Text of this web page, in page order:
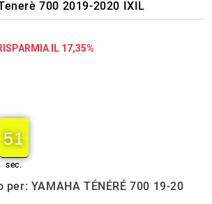
700 2019-2020 IXIL
IL 17,35%
50
49
50
sec.
YAMAHA TÉNÉRÉ 700 19-20